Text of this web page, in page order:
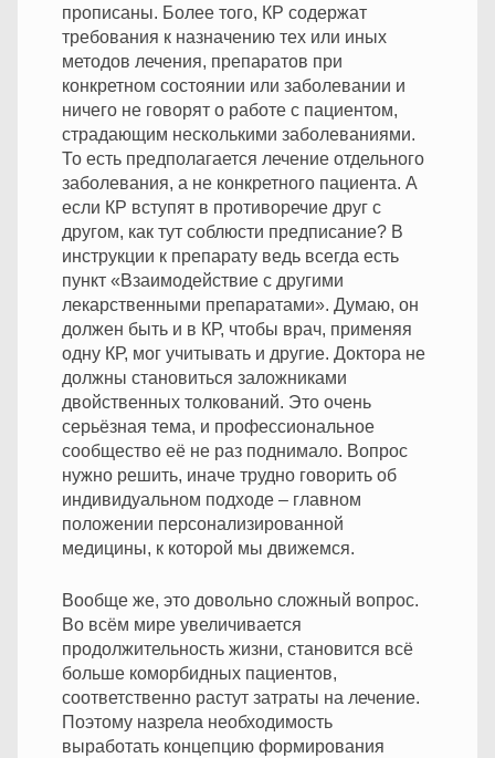
прописаны. Более того, КР содержат
требования к назначению тех или иных
методов лечения, препаратов при
конкретном состоянии или заболевании и
ничего не говорят о работе с пациентом,
страдающим несколькими заболеваниями.
То есть предполагается лечение отдельного
заболевания, а не конкретного пациента. А
если КР вступят в противоречие друг с
другом, как тут соблюсти предписание? В
инструкции к препарату ведь всегда есть
пункт «Взаимодействие с другими
лекарственными препаратами». Думаю, он
должен быть и в КР, чтобы врач, применяя
одну КР, мог учитывать и другие. Доктора не
должны становиться заложниками
двойственных толкований. Это очень
серьёзная тема, и профессиональное
сообщество её не раз поднимало. Вопрос
нужно решить, иначе трудно говорить об
индивидуальном подходе – главном
положении персонализированной
медицины, к которой мы движемся.
Вообще же, это довольно сложный вопрос.
Во всём мире увеличивается
продолжительность жизни, становится всё
больше коморбидных пациентов,
соответственно растут затраты на лечение.
Поэтому назрела необходимость
выработать концепцию формирования